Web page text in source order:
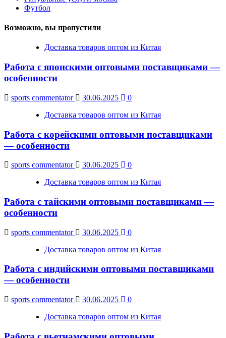
Футбол
Возможно, вы пропустили
Доставка товаров оптом из Китая
Работа с японскими оптовыми поставщиками —
особенности
sports commentator 30.06.2025
0
Доставка товаров оптом из Китая
Работа с корейскими оптовыми поставщиками
— особенности
sports commentator 30.06.2025
0
Доставка товаров оптом из Китая
Работа с тайскими оптовыми поставщиками —
особенности
sports commentator 30.06.2025
0
Доставка товаров оптом из Китая
Работа с индийскими оптовыми поставщиками
— особенности
sports commentator 30.06.2025
0
Доставка товаров оптом из Китая